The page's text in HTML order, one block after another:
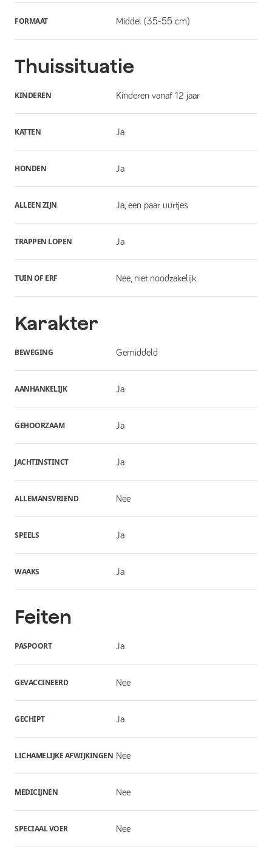
FORMAAT Middel (35-55 cm)
Thuissituatie
KINDEREN Kinderen vanaf 12 jaar
KATTEN Ja
HONDEN Ja
ALLEEN ZIJN Ja, een paar uurtjes
TRAPPEN LOPEN Ja
TUIN OF ERF Nee, niet noodzakelijk
Karakter
BEWEGING Gemiddeld
AANHANKELIJK Ja
GEHOORZAAM Ja
JACHTINSTINCT Ja
ALLEMANSVRIEND Nee
SPEELS Ja
WAAKS Ja
Feiten
PASPOORT Ja
GEVACCINEERD Nee
GECHIPT Ja
LICHAMELIJKE AFWIJKINGEN Nee
MEDICIJNEN Nee
SPECIAAL VOER Nee